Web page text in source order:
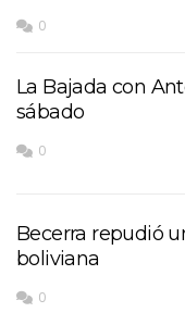
0
La Bajada con
sábado
0
Becerra repudió
boliviana
0